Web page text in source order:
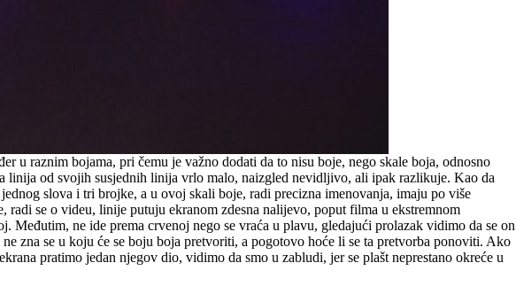
u raznim bojama, pri čemu je važno dodati da to nisu boje, nego skale boja, odnosno
linija od svojih susjednih linija vrlo malo, naizgled nevidljivo, ali ipak razlikuje. Kao da
slova i tri brojke, a u ovoj skali boje, radi precizna imenovanja, imaju po više
se o videu, linije putuju ekranom zdesna nalijevo, poput filma u ekstremnom
Međutim, ne ide prema crvenoj nego se vraća u plavu, gledajući prolazak vidimo da se on
zna se u koju će se boju boja pretvoriti, a pogotovo hoće li se ta pretvorba ponoviti. Ako
pratimo jedan njegov dio, vidimo da smo u zabludi, jer se plašt neprestano okreće u